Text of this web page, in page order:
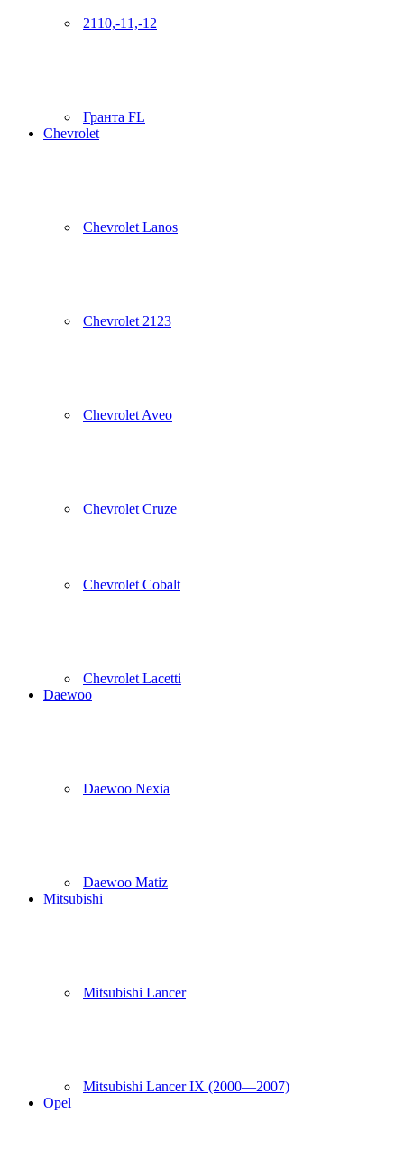
2110,-11,-12
Гранта FL
Chevrolet
Chevrolet Lanos
Chevrolet 2123
Chevrolet Aveo
Chevrolet Cruze
Chevrolet Cobalt
Chevrolet Lacetti
Daewoo
Daewoo Nexia
Daewoo Matiz
Mitsubishi
Mitsubishi Lancer
Mitsubishi Lancer IX (2000—2007)
Opel